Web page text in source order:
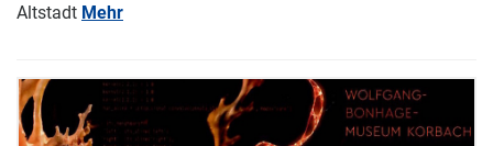
Altstadt Mehr